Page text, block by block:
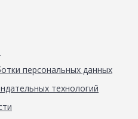
персональных данных
технологий